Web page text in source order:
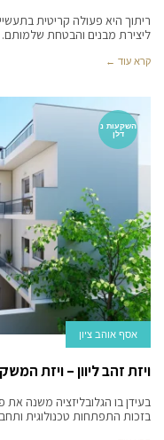
ריתוך היא פעולה קריטית
ליצירת מבנים והבטחת שלמותם.
קרא עוד ←
השקעות נ
דלן
אסף אוהב ציון
ויזת זהב ליוון – ויזת
בעידן בו הגלובליזציה משנה
בזכות התפתחות טכנולוגית